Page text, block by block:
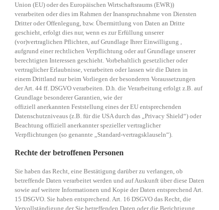
Union (EU) oder des Europäischen Wirtschaftsraums (EWR))
verarbeiten oder dies im Rahmen der Inanspruchnahme von Diensten
Dritter oder Offenlegung, bzw. Übermittlung von Daten an Dritte
geschieht, erfolgt dies nur, wenn es zur Erfüllung unserer
(vor)vertraglichen Pflichten, auf Grundlage Ihrer Einwilligung ,
aufgrund einer rechtlichen Verpflichtung oder auf Grundlage unserer
berechtigten Interessen geschieht. Vorbehaltlich gesetzlicher oder
vertraglicher Erlaubnisse, verarbeiten oder lassen wir die Daten in
einem Drittland nur beim Vorliegen der besonderen Voraussetzungen
der Art. 44 ff. DSGVO verarbeiten. D.h. die Verarbeitung erfolgt z.B. auf
Grundlage besonderer Garantien, wie der
offiziell anerkannten Feststellung eines der EU entsprechenden
Datenschutzniveaus (z.B. für die USA durch das „Privacy Shield“) oder
Beachtung offiziell anerkannter spezieller vertraglicher
Verpflichtungen (so genannte „Standard-vertragsklauseln“).
Rechte der betroffenen Personen
Sie haben das Recht, eine Bestätigung darüber zu verlangen, ob
betreffende Daten verarbeitet werden und auf Auskunft über diese Daten
sowie auf weitere Informationen und Kopie der Daten entsprechend Art.
15 DSGVO. Sie haben entsprechend. Art. 16 DSGVO das Recht, die
Vervollständigung der Sie betreffenden Daten oder die Berichtigung